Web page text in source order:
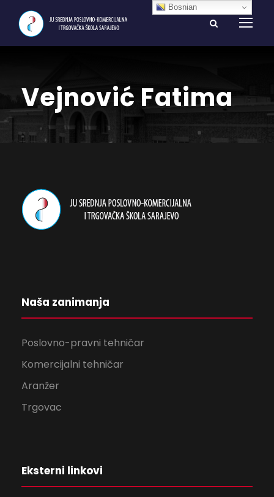
Vejnović Fatima
Naša zanimanja
Poslovno-pravni tehničar
Komercijalni tehničar
Aranžer
Trgovac
Eksterni linkovi
Bosnian